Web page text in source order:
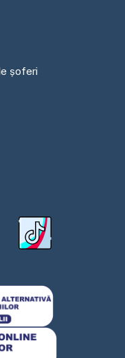
șoferi